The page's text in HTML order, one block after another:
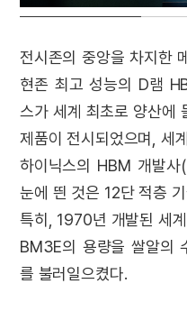
전시존의 중앙을 차지한
현존 최고 성능의 D램
스가 세계 최초로 양산에
제품이 전시되었으며, 세
하이닉스의 HBM 개발
눈에 띈 것은 12단 적층
특히, 1970년 개발된 세
BM3E의 용량을 쌀알의
를 불러일으켰다.